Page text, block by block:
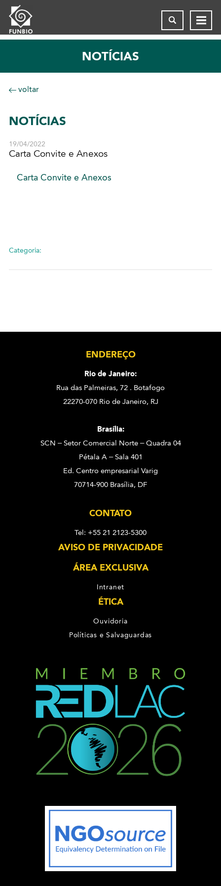
NOTÍCIAS
voltar
NOTÍCIAS
19/04/2022
Carta Convite e Anexos
Carta Convite e Anexos
Categoria:
ENDEREÇO
Rio de Janeiro:
Rua das Palmeiras, 72 . Botafogo
22270-070 Rio de Janeiro, RJ
Brasília:
SCN – Setor Comercial Norte – Quadra 04
Pétala A – Sala 401
Ed. Centro empresarial Varig
70714-900 Brasília, DF
CONTATO
Tel: +55 21 2123-5300
AVISO DE PRIVACIDADE
ÁREA EXCLUSIVA
Intranet
ÉTICA
Ouvidoria
Políticas e Salvaguardas